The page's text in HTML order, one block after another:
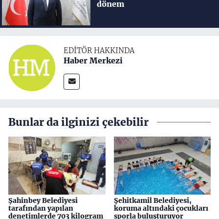
dönem
EDITÖR HAKKINDA
Haber Merkezi
Bunlar da ilginizi çekebilir
Şahinbey Belediyesi
tarafından yapılan
denetimlerde 703 kilogram
Şehitkamil Belediyesi,
koruma altındaki çocukları
sporla buluşturuyor